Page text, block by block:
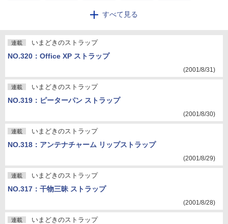
2008年 2007
2000年
すべて見る
連載 いまどきのストラップ
NO.320：Office XP ストラップ
(2001/8/31)
連載 いまどきのストラップ
NO.319：ピーターパン ストラップ
(2001/8/30)
連載 いまどきのストラップ
NO.318：アンテナチャーム リップストラップ
(2001/8/29)
連載 いまどきのストラップ
NO.317：干物三昧 ストラップ
(2001/8/28)
連載 いまどきのストラップ